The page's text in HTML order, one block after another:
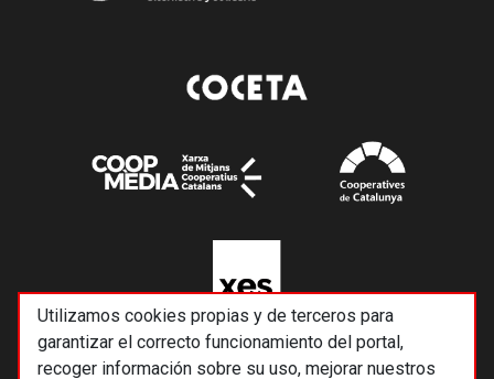
Utilizamos cookies propias y de terceros para
garantizar el correcto funcionamiento del portal,
recoger información sobre su uso, mejorar nuestros